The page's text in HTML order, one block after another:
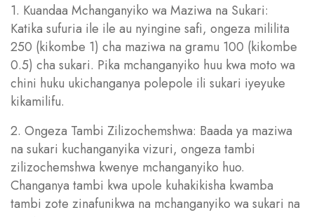
1. Kuandaa Mchanganyiko wa Maziwa na Sukari:
Katika sufuria ile ile au nyingine safi, ongeza mililita
250 (kikombe 1) cha maziwa na gramu 100 (kikombe
0.5) cha sukari. Pika mchanganyiko huu kwa moto wa
chini huku ukichanganya polepole ili sukari iyeyuke
kikamilifu.
2. Ongeza Tambi Zilizochemshwa: Baada ya maziwa
na sukari kuchanganyika vizuri, ongeza tambi
zilizochemshwa kwenye mchanganyiko huo.
Changanya tambi kwa upole kuhakikisha kwamba
tambi zote zinafunikwa na mchanganyiko wa sukari na